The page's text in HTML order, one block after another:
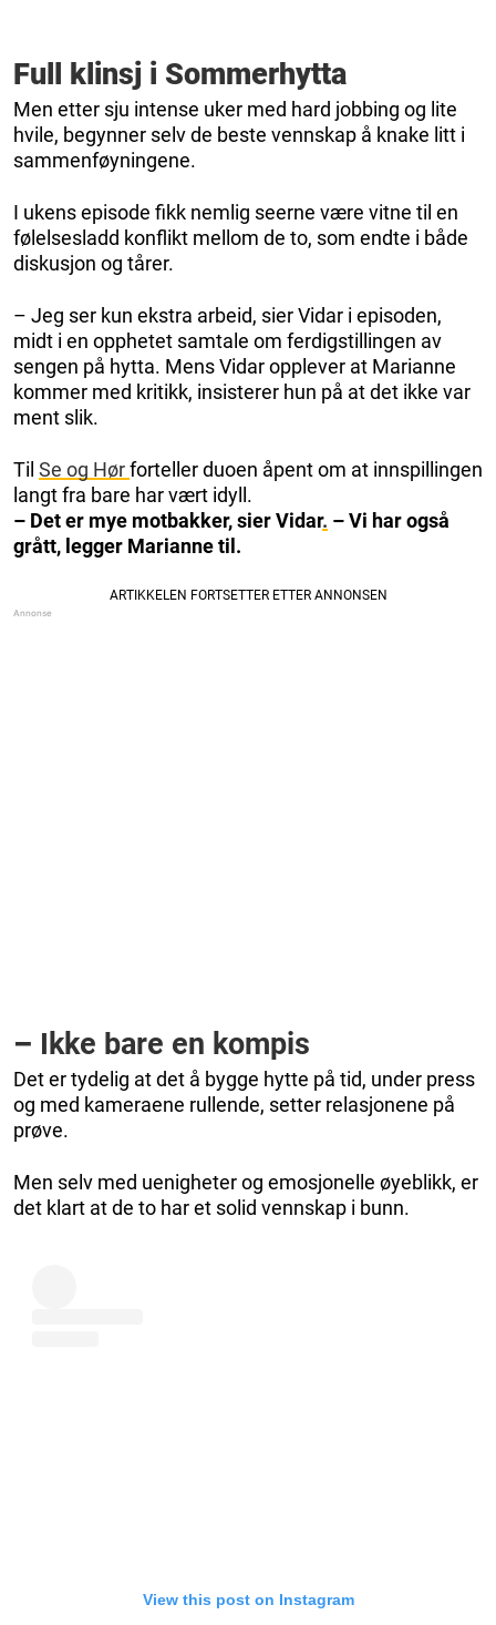
Full klinsj i Sommerhytta
Men etter sju intense uker med hard jobbing og lite
hvile, begynner selv de beste vennskap å knake litt i
sammenføyningene.
I ukens episode fikk nemlig seerne være vitne til en
følelsesladd konflikt mellom de to, som endte i både
diskusjon og tårer.
– Jeg ser kun ekstra arbeid, sier Vidar i episoden,
midt i en opphetet samtale om ferdigstillingen av
sengen på hytta. Mens Vidar opplever at Marianne
kommer med kritikk, insisterer hun på at det ikke var
ment slik.
Til Se og Hørforteller duoen åpent om at innspillingen
langt fra bare har vært idyll.
– Det er mye motbakker, sier Vidar. – Vi har også
grått, legger Marianne til.
– Ikke bare en kompis
Det er tydelig at det å bygge hytte på tid, under press
og med kameraene rullende, setter relasjonene på
prøve.
Men selv med uenigheter og emosjonelle øyeblikk, er
det klart at de to har et solid vennskap i bunn.
View this post on Instagram